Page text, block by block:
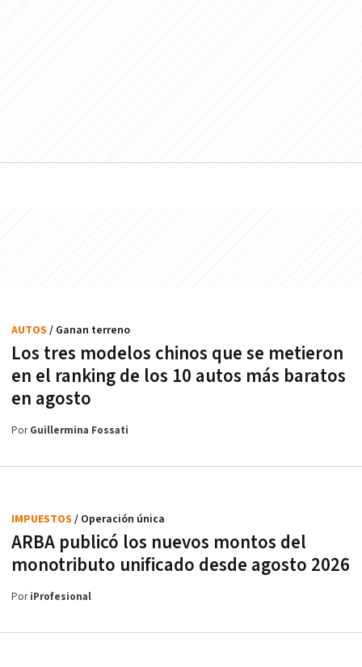
Los tres modelos chinos que se metieron
en el ranking de los 10 autos más baratos
en agosto
AUTOS / Ganan terreno
PorGuillermina Fossati
ARBA publicó los nuevos montos del
monotributo unificado desde agosto 2026
IMPUESTOS / Operación única
PoriProfesional